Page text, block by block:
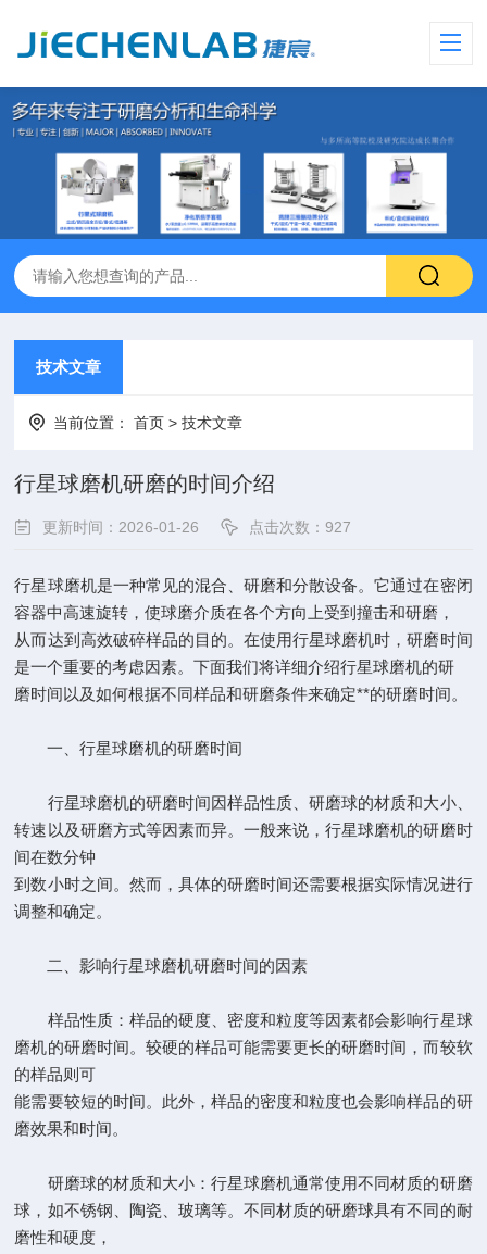
技术文章
当前位置：首页 >技术文章
行星球磨机研磨的时间介绍
更新时间：2026-01-26 点击次数：927
行星球磨机是一种常见的混合、研磨和分散设备。它通过在密闭
容器中高速旋转，使球磨介质在各个方向上受到撞击和研磨，
从而达到高效破碎样品的目的。在使用行星球磨机时，研磨时间
是一个重要的考虑因素。下面我们将详细介绍行星球磨机的研
磨时间以及如何根据不同样品和研磨条件来确定**的研磨时间。
一、行星球磨机的研磨时间
行星球磨机的研磨时间因样品性质、研磨球的材质和大小、
转速以及研磨方式等因素而异。一般来说，行星球磨机的研磨时
间在数分钟
到数小时之间。然而，具体的研磨时间还需要根据实际情况进行
调整和确定。
二、影响行星球磨机研磨时间的因素
样品性质：样品的硬度、密度和粒度等因素都会影响行星球
磨机的研磨时间。较硬的样品可能需要更长的研磨时间，而较软
的样品则可
能需要较短的时间。此外，样品的密度和粒度也会影响样品的研
磨效果和时间。
研磨球的材质和大小：行星球磨机通常使用不同材质的研磨
球，如不锈钢、陶瓷、玻璃等。不同材质的研磨球具有不同的耐
磨性和硬度，